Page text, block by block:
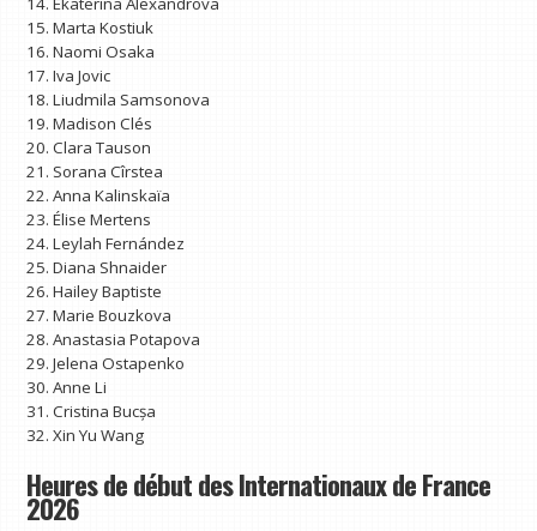
15. Marta Kostiuk
16. Naomi Osaka
17. Iva Jovic
18. Liudmila Samsonova
19. Madison Clés
20. Clara Tauson
21. Sorana Cîrstea
22. Anna Kalinskaïa
23. Élise Mertens
24. Leylah Fernández
25. Diana Shnaider
26. Hailey Baptiste
27. Marie Bouzkova
28. Anastasia Potapova
29. Jelena Ostapenko
30. Anne Li
31. Cristina Bucșa
32. Xin Yu Wang
Heures de début des Internationaux de France
2026